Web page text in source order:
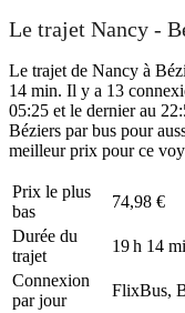
Le trajet Nancy -
Le trajet de Nancy à
14 min. Il y a 13
05:25 et le dernier au
Béziers par bus pour
meilleur prix pour ce
Prix ​​le plus
bas
74,98 €
Durée du
trajet
19 h 14
Connexion
par jour
FlixBus,